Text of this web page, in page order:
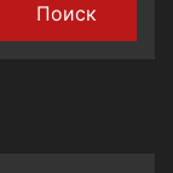
Поиск